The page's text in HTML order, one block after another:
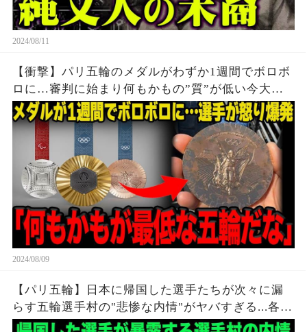
2024/08/11
【衝撃】パリ五輪のメダルがわずか1週間でボロボ
ロに…審判に始まり何もかもの”質”が低い今大会
に世界中から批判殺到…メダルの価値暴落で選手
達から怒りの声が止まらない…
2024/08/09
【パリ五輪】日本に帰国した選手たちが次々に漏
らす五輪選手村の"悲惨な内情"がヤバすぎる...各国
各所からも相次ぐ不満の本音が...【海外の反応】